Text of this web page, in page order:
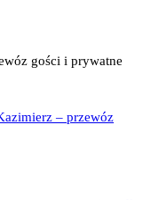
gości i prywatne
– przewóz